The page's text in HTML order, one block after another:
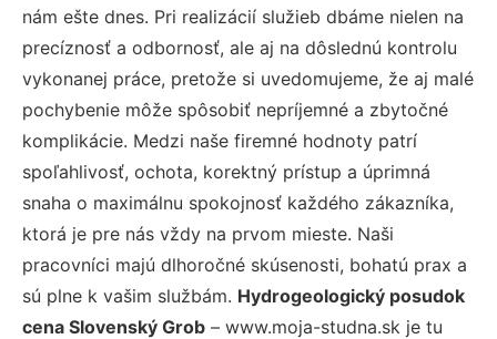
nám ešte dnes. Pri realizácií služieb dbáme nielen na
precíznosť a odbornosť, ale aj na dôslednú kontrolu
vykonanej práce, pretože si uvedomujeme, že aj malé
pochybenie môže spôsobiť nepríjemné a zbytočné
komplikácie. Medzi naše firemné hodnoty patrí
spoľahlivosť, ochota, korektný prístup a úprimná
snaha o maximálnu spokojnosť každého zákazníka,
ktorá je pre nás vždy na prvom mieste. Naši
pracovníci majú dlhoročné skúsenosti, bohatú prax a
sú plne k vašim službám. Hydrogeologický posudok
cena Slovenský Grob – www.moja-studna.sk je tu